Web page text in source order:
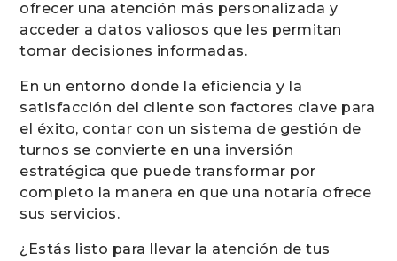
ofrecer una atención más personalizada y
acceder a datos valiosos que les permitan
tomar decisiones informadas.
En un entorno donde la eficiencia y la
satisfacción del cliente son factores clave para
el éxito, contar con un sistema de gestión de
turnos se convierte en una inversión
estratégica que puede transformar por
completo la manera en que una notaría ofrece
sus servicios.
¿Estás listo para llevar la atención de tus